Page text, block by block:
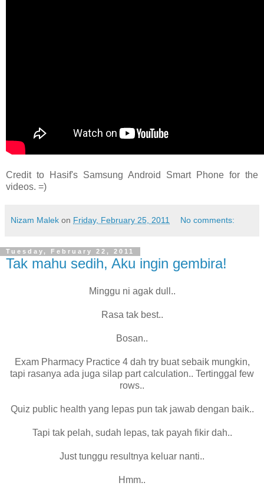
Credit to Hasif's Samsung Android Smart Phone for the
videos. =)
Nizam Malek on Friday, February 25, 2011 No comments:
Tuesday, February 22, 2011
Tak mahu sedih, Aku ingin gembira!
Minggu ni agak dull..
Rasa tak best..
Bosan..
Exam Pharmacy Practice 4 dah try buat sebaik mungkin,
tapi rasanya ada juga silap part calculation.. Tertinggal few
rows..
Quiz public health yang lepas pun tak jawab dengan baik..
Tapi tak pelah, sudah lepas, tak payah fikir dah..
Just tunggu resultnya keluar nanti..
Hmm..